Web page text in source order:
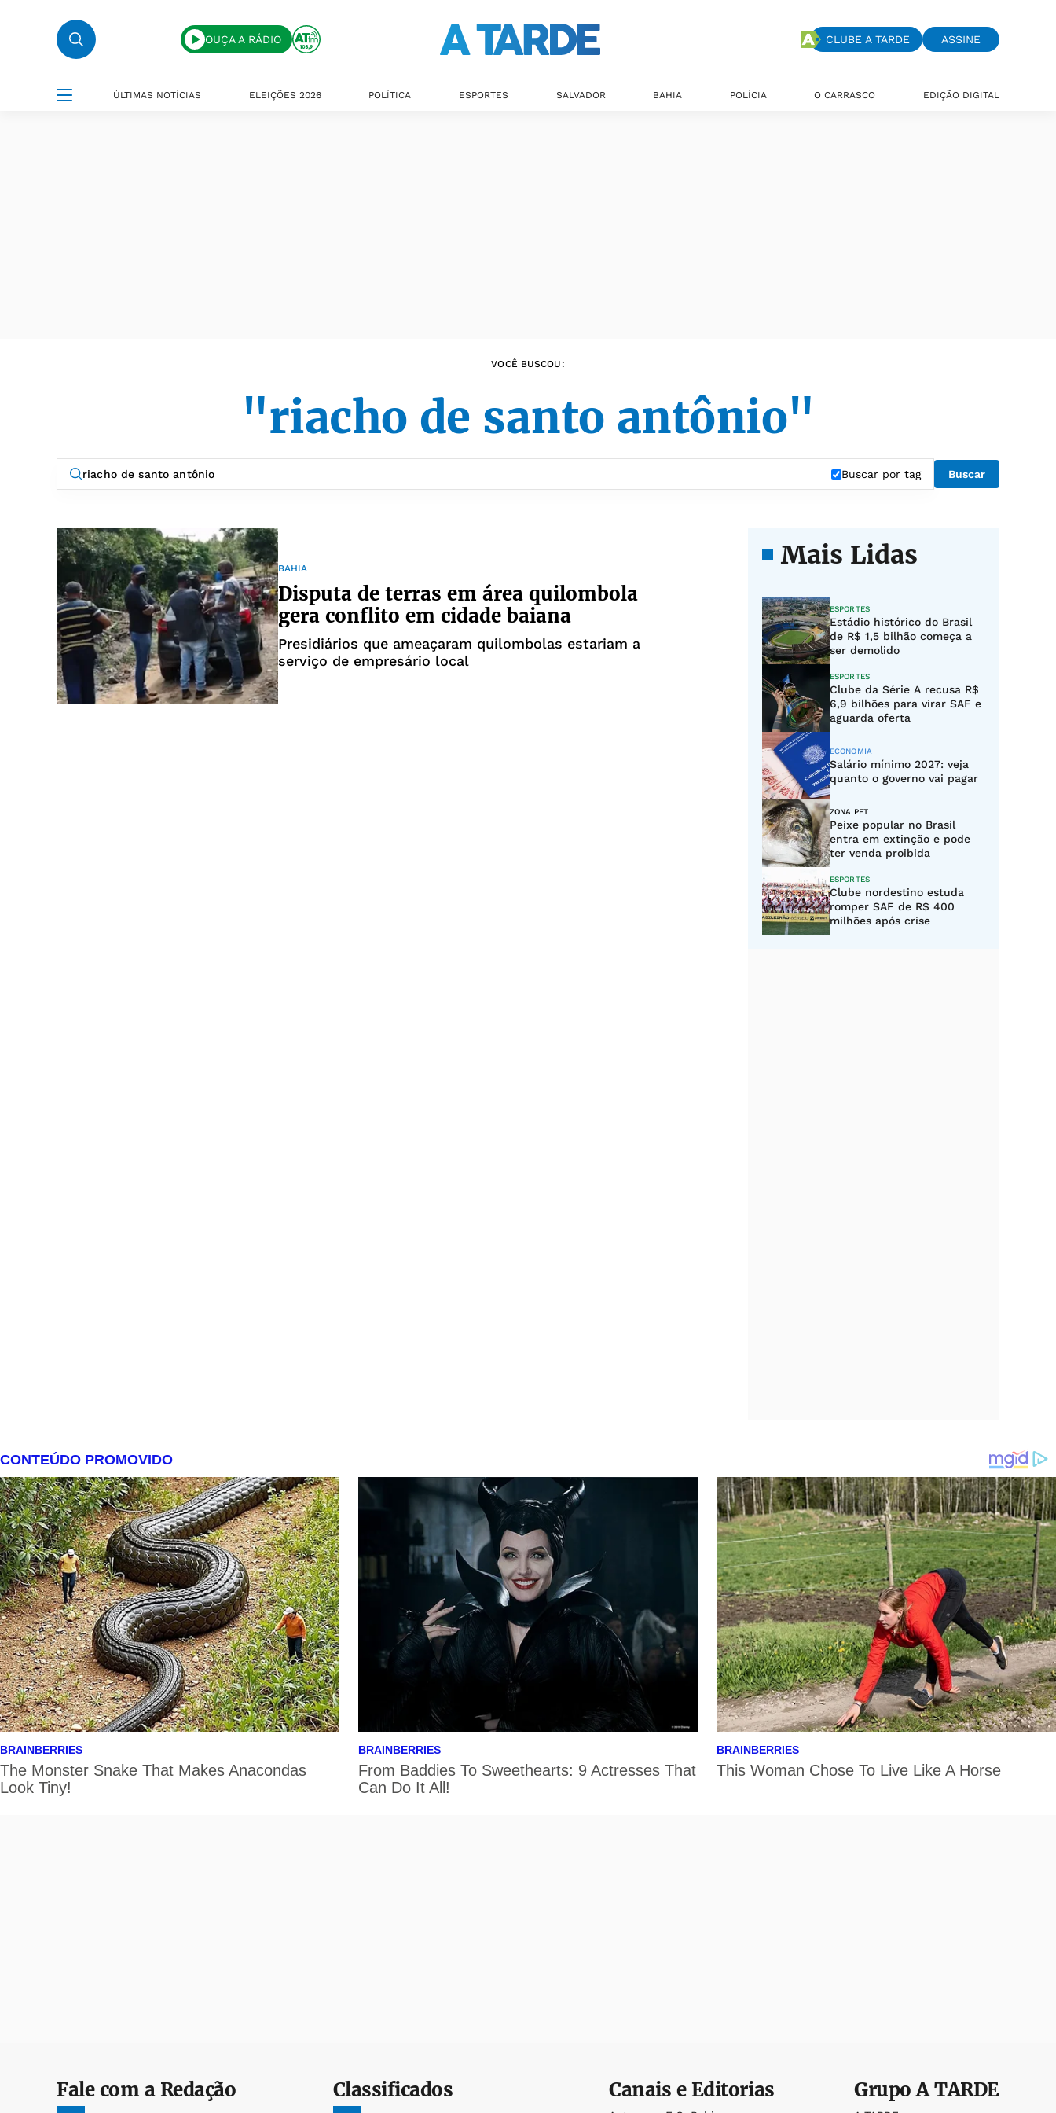
OUÇA A RÁDIO CLUBE A TARDE ASSINE
ÚLTIMAS NOTÍCIAS ELEIÇÕES 2026 POLÍTICA ESPORTES SALVADOR BAHIA POLÍCIA O CARRASCO EDIÇÃO DIGITAL
VOCÊ BUSCOU:
"riacho de santo antônio"
Buscar por tag Buscar
BAHIA
Disputa de terras em área quilombola
gera conflito em cidade baiana
Presidiários que ameaçaram quilombolas estariam a
serviço de empresário local
Mais Lidas
ESPORTES
Estádio histórico do Brasil
de R$ 1,5 bilhão começa a
ser demolido
ESPORTES
Clube da Série A recusa R$
6,9 bilhões para virar SAF e
aguarda oferta
ECONOMIA
Salário mínimo 2027: veja
quanto o governo vai pagar
ZONA PET
Peixe popular no Brasil
entra em extinção e pode
ter venda proibida
ESPORTES
Clube nordestino estuda
romper SAF de R$ 400
milhões após crise
Fale com a Redação Classificados Canais e Editorias GrupoA TARDE